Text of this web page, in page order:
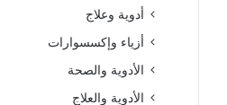
أدوية وعلاج
أزياء وإكسسوارات
الأدوية والصحة
الأدوية والعلاج